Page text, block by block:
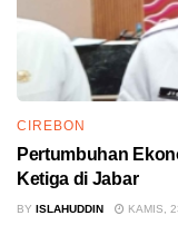
CIREBON
Pertumbuhan
Ketiga di Jabar
BY ISLAHUDDIN KAMIS,